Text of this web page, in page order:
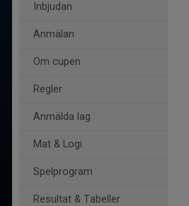
Inbjudan
Anmälan
Om cupen
Regler
Anmälda lag
Mat & Logi
Spelprogram
Resultat & Tabeller